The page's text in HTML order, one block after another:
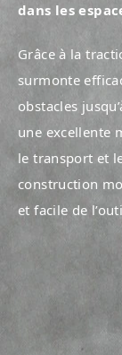
dans les
Grâce à la
surmonte
obstacles
une excellente
le transport et
construction
et facile de